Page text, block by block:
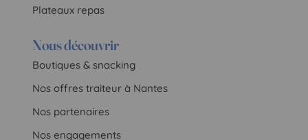
Plateaux repas
Nous découvrir
Boutiques & snacking
Nos offres traiteur à Nantes
Nos partenaires
Nos engagements